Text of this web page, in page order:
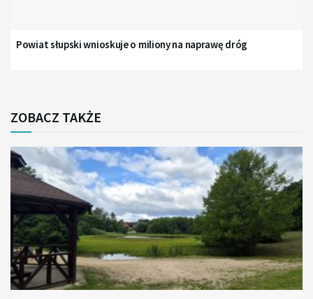
Powiat słupski wnioskuje o miliony na naprawę dróg
ZOBACZ TAKŻE